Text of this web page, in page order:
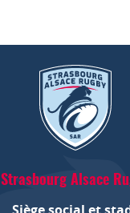
Strasbourg Alsace